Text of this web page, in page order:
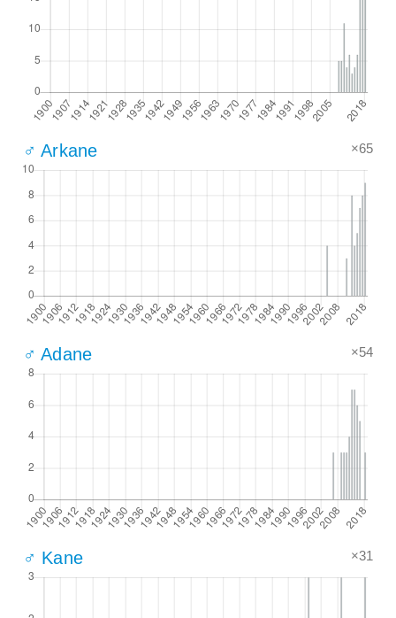
♂ Arkane ×65
♂ Adane ×54
♂ Kane ×31